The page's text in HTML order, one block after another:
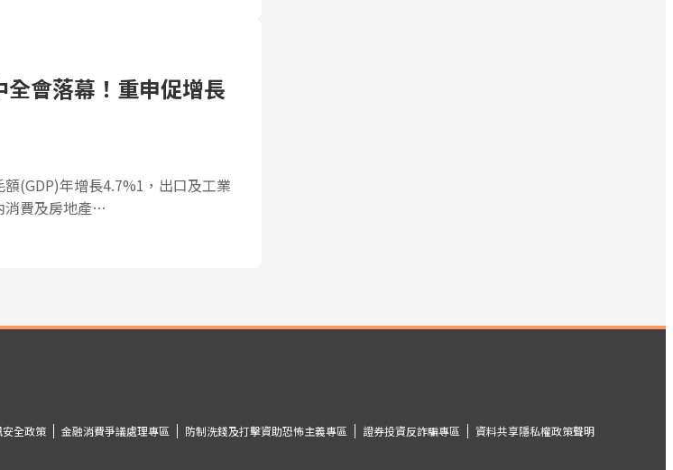
會落幕！重申促增長
(GDP)年增長4.7%1，出口及工業
消費及房地產…
安全政策 金融消費爭議處理專區 防制洗錢及打擊資助恐怖主義專區 證券投資反詐騙專區
資料共享隱私權政策聲明